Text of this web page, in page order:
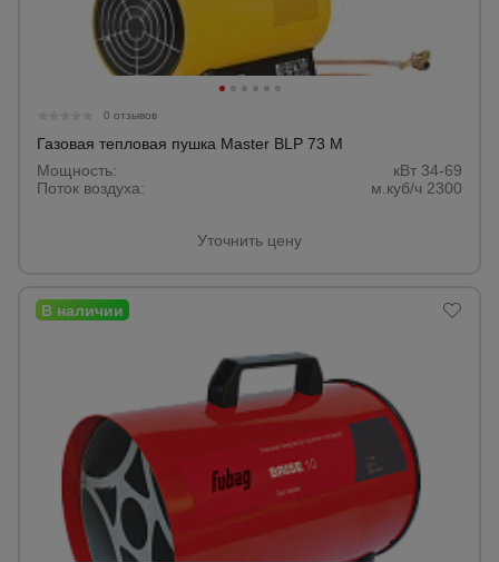
0 отзывов
Газовая тепловая пушка Master BLP 73 M
Мощность:
кВт 34-69
Поток воздуха:
м.куб/ч 2300
Уточнить цену
для работы с
арматурой
Оборудование
Техника
Тачки
строительные
и садовые
Лестницы